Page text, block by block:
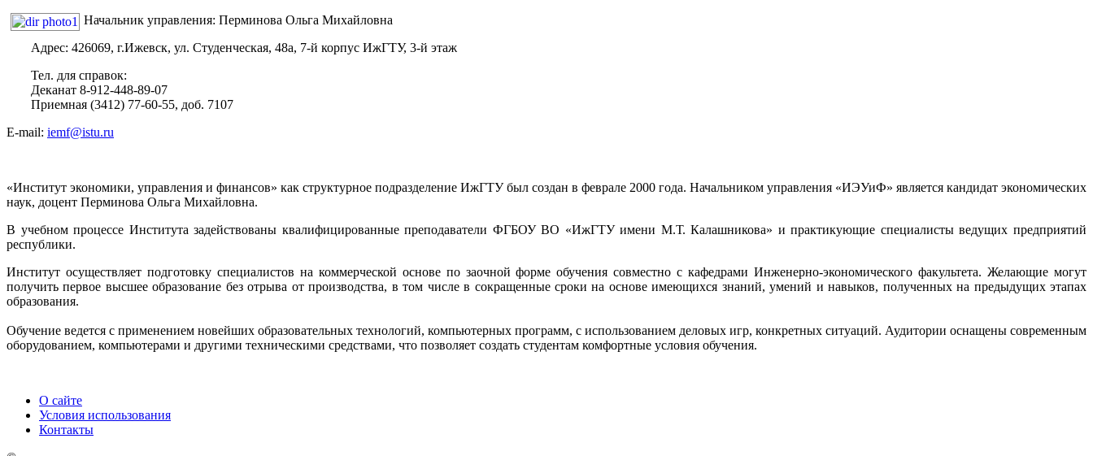
Начальник управления: Перминова Ольга Михайловна
Адрес: 426069, г.Ижевск, ул. Студенческая, 48а, 7-й корпус ИжГТУ, 3-й этаж
Тел. для справок:
Деканат 8-912-448-89-07
Приемная (3412) 77-60-55, доб. 7107
E-mail: iemf@istu.ru
«Институт экономики, управления и финансов» как структурное подразделение ИжГТУ был создан в феврале 2000 года. Начальником управления «ИЭУиФ» является кандидат экономических
наук, доцент Перминова Ольга Михайловна.
В учебном процессе Института задействованы квалифицированные преподаватели ФГБОУ ВО «ИжГТУ имени М.Т. Калашникова» и практикующие специалисты ведущих предприятий
республики.
Институт осуществляет подготовку специалистов на коммерческой основе по заочной форме обучения совместно с кафедрами Инженерно-экономического факультета. Желающие могут
получить первое высшее образование без отрыва от производства, в том числе в сокращенные сроки на основе имеющихся знаний, умений и навыков, полученных на предыдущих этапах
образования.
Обучение ведется с применением новейших образовательных технологий, компьютерных программ, с использованием деловых игр, конкретных ситуаций. Аудитории оснащены современным
оборудованием, компьютерами и другими техническими средствами, что позволяет создать студентам комфортные условия обучения.
О сайте
Условия использования
Контакты